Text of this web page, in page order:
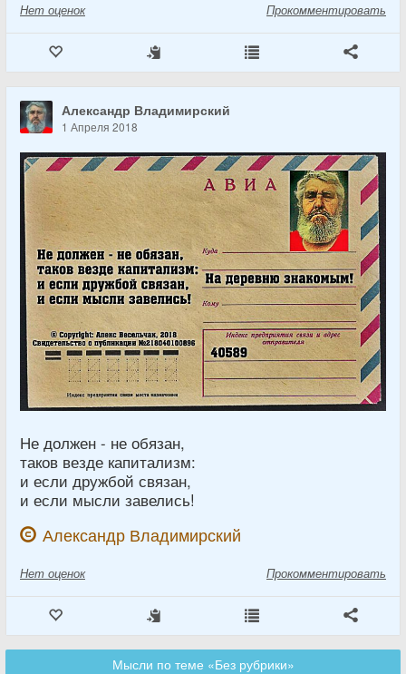
Нет оценок Прокомментировать
Александр Владимирский
1 Апреля 2018
Не должен - не обязан,
таков везде капитализм:
и если дружбой связан,
и если мысли завелись!
Александр Владимирский
Нет оценок Прокомментировать
Мысли по теме «Без рубрики»